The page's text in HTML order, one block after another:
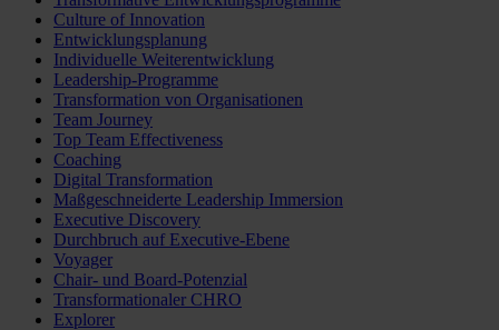
Culture of Innovation
Entwicklungsplanung
Individuelle Weiterentwicklung
Leadership-Programme
Transformation von Organisationen
Team Journey
Top Team Effectiveness
Coaching
Digital Transformation
Maßgeschneiderte Leadership Immersion
Executive Discovery
Durchbruch auf Executive-Ebene
Voyager
Chair- und Board-Potenzial
Transformationaler CHRO
Explorer